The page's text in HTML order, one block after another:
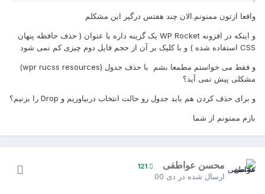
واقعا ازتون ممنونم.الان چند هفتس درگیر این مشکلم
و اینکه در افزونه WP Rocket یک گزینه داره با عنوان ( حذف حافظه پنهان
CSS استفاده شده ) و با کلیک بر آن از حجم فایل دوم چیزی کم نمی شود
و فقط می خواستم مطمعا بشم با حذف جدول ( wpr rucss resources
)
مشکلی پیش نمی آید؟
و برای حذف کردن هم باید جدول رو حالت انتخاب دربیاوریم و Drop را بزنیم؟
بازم ممنونم از شما
محسن عواطفی 121
ارسال شده در دی 00